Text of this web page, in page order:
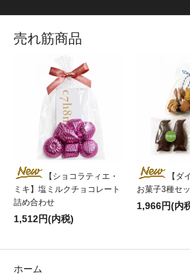
売れ筋商品
【ショコラティエ・
ミキ】塩ミルクチョコレート
詰め合わせ
1,512円(内税)
【ダ
お菓子3種セ
1,966円(内
ホーム